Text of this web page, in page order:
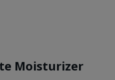
Moisturizer